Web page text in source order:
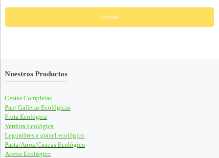
Nuestros Productos
Cestas Completas
Pan/ Galletas Ecológicas
Fruta Ecológica
Verdura Ecológica
Legumbres a granel ecológico
Pasta/Arroz/Cuscus Ecológico
Aceite Ecológico